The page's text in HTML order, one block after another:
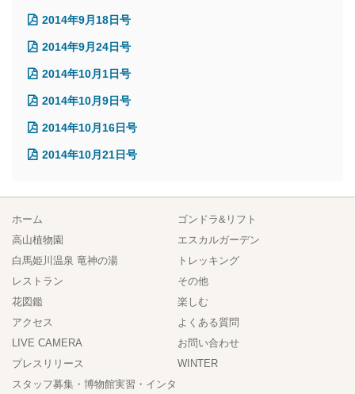
2014年9月18日号
2014年9月24日号
2014年10月1日号
2014年10月9日号
2014年10月16日号
2014年10月21日号
ホーム
ゴンドラ&リフト
高山植物園
エスカルガーデン
白馬姫川温泉 竜神の湯
トレッキング
レストラン
その他
花図鑑
楽しむ
アクセス
よくある質問
LIVE CAMERA
お問い合わせ
プレスリリース
WINTER
スタッフ募集・博物館実習・インタ